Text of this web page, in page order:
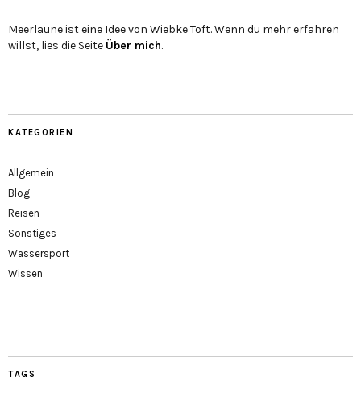
Meerlaune ist eine Idee von Wiebke Toft. Wenn du mehr erfahren
willst, lies die Seite Über mich.
KATEGORIEN
Allgemein
Blog
Reisen
Sonstiges
Wassersport
Wissen
TAGS